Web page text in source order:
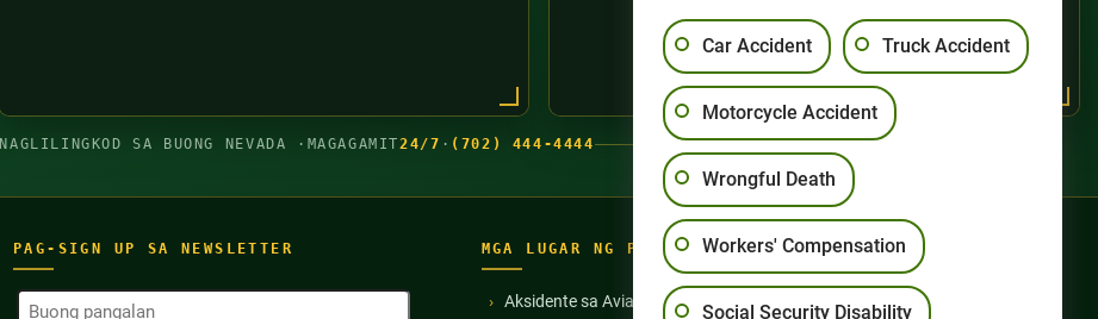
NAGLILINGKOD SA BUONG NEVADA · MAGAGAMIT24/7 · (702) 444-4444
PAG-SIGN UP SA NEWSLETTER
Buong
MGA LUGAR NG PAGSASANAY
Aksidente sa Aviation Aksidente sa Motorsiklo
Car Accident Truck Accident
Motorcycle Accident
Wrongful Death
Workers' Compensation
Social Security Disability